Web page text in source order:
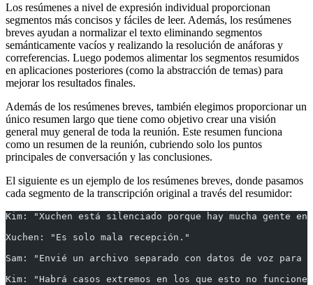
Los resúmenes a nivel de expresión individual proporcionan
segmentos más concisos y fáciles de leer. Además, los resúmenes
breves ayudan a normalizar el texto eliminando segmentos
semánticamente vacíos y realizando la resolución de anáforas y
correferencias. Luego podemos alimentar los segmentos resumidos
en aplicaciones posteriores (como la abstracción de temas) para
mejorar los resultados finales.
Además de los resúmenes breves, también elegimos proporcionar un
único resumen largo que tiene como objetivo crear una visión
general muy general de toda la reunión. Este resumen funciona
como un resumen de la reunión, cubriendo solo los puntos
principales de conversación y las conclusiones.
El siguiente es un ejemplo de los resúmenes breves, donde pasamos
cada segmento de la transcripción original a través del resumidor:
Kim: "Xuchen está silenciado porque hay mucha gente
Xuchen: "Es solo mala recepción."
Sam: "Envié un archivo separado con datos de voz
Kim: "Habrá casos extremos en los que esto no